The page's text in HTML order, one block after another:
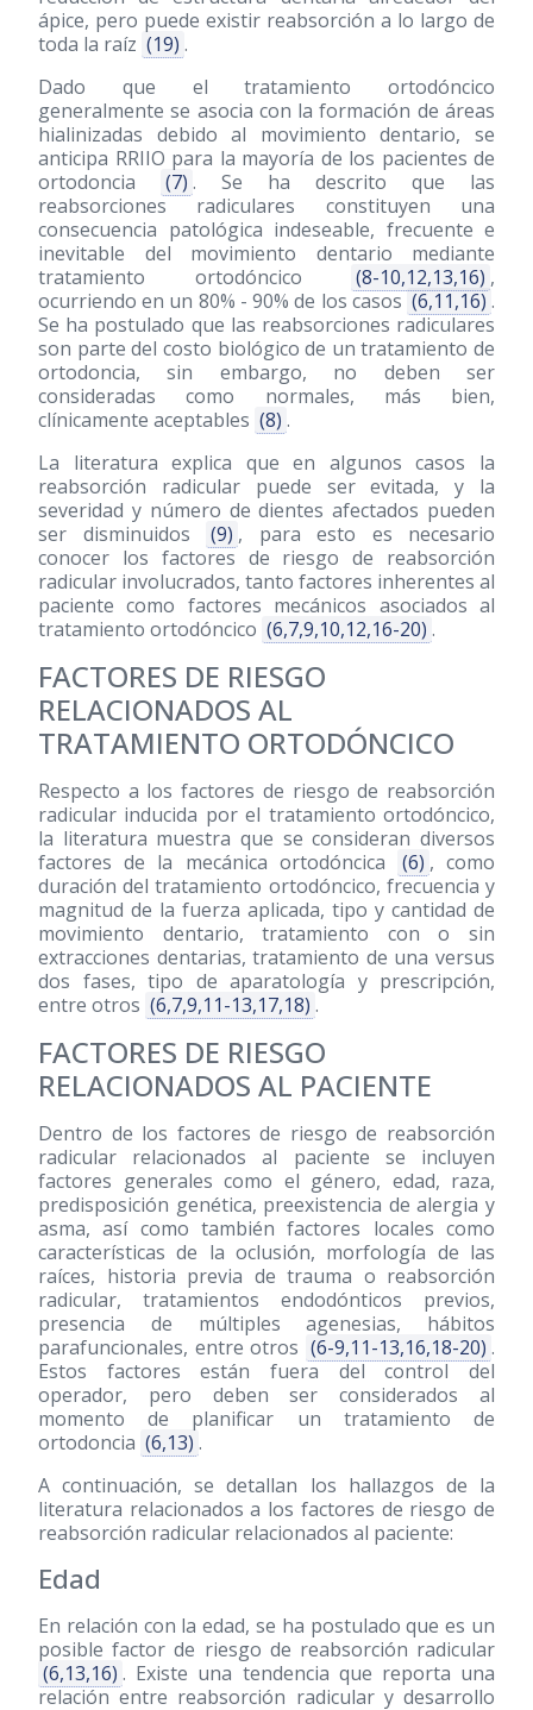
ápice, pero puede existir reabsorción a lo largo de
toda la raíz (19) .
Dado que el tratamiento ortodóncico
generalmente se asocia con la formación de áreas
hialinizadas debido al movimiento dentario, se
anticipa RRIIO para la mayoría de los pacientes de
ortodoncia
(7) . Se ha descrito que las
reabsorciones radiculares constituyen una
consecuencia patológica indeseable, frecuente e
inevitable del movimiento dentario mediante
tratamiento ortodóncico
(8-10,12,13,16) ,
ocurriendo en un 80% - 90% de los casos (6,11,16) .
Se ha postulado que las reabsorciones radiculares
son parte del costo biológico de un tratamiento de
ortodoncia, sin embargo, no deben ser
consideradas como normales, más bien,
clínicamente aceptables (8) .
La literatura explica que en algunos casos la
reabsorción radicular puede ser evitada, y la
severidad y número de dientes afectados pueden
ser disminuidos
(9) , para esto es necesario
conocer los factores de riesgo de reabsorción
radicular involucrados, tanto factores inherentes al
paciente como factores mecánicos asociados al
tratamiento ortodóncico (6,7,9,10,12,16-20) .
FACTORES DE RIESGO
RELACIONADOS AL
TRATAMIENTO ORTODÓNCICO
Respecto a los factores de riesgo de reabsorción
radicular inducida por el tratamiento ortodóncico,
la literatura muestra que se consideran diversos
factores de la mecánica ortodóncica
(6) , como
duración del tratamiento ortodóncico, frecuencia y
magnitud de la fuerza aplicada, tipo y cantidad de
movimiento dentario, tratamiento con o sin
extracciones dentarias, tratamiento de una versus
dos fases, tipo de aparatología y prescripción,
entre otros (6,7,9,11-13,17,18) .
FACTORES DE RIESGO
RELACIONADOS AL PACIENTE
Dentro de los factores de riesgo de reabsorción
radicular relacionados al paciente se incluyen
factores generales como el género, edad, raza,
predisposición genética, preexistencia de alergia y
asma, así como también factores locales como
características de la oclusión, morfología de las
raíces, historia previa de trauma o reabsorción
radicular, tratamientos endodónticos previos,
presencia de múltiples agenesias, hábitos
parafuncionales, entre otros (6-9,11-13,16,18-20) .
Estos factores están fuera del control del
operador, pero deben ser considerados al
momento de planificar un tratamiento de
ortodoncia (6,13) .
A continuación, se detallan los hallazgos de la
literatura relacionados a los factores de riesgo de
reabsorción radicular relacionados al paciente:
Edad
En relación con la edad, se ha postulado que es un
posible factor de riesgo de reabsorción radicular
(6,13,16) . Existe una tendencia que reporta una
relación entre reabsorción radicular y desarrollo